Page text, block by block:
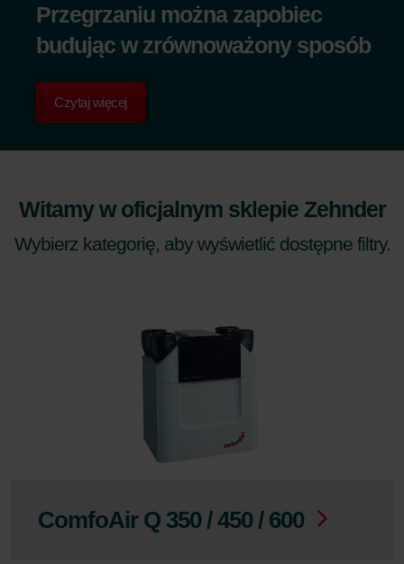
Przegrzaniu można zapobiec
budując w zrównoważony sposób
Czytaj więcej
Witamy w oficjalnym sklepie Zehnder
Wybierz kategorię, aby wyświetlić dostępne filtry.
ComfoAir Q 350 / 450 / 600